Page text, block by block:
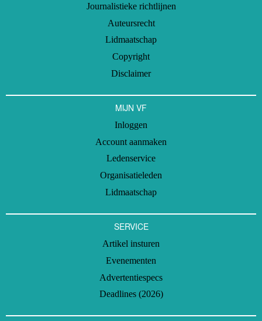
Journalistieke richtlijnen
Auteursrecht
Lidmaatschap
Copyright
Disclaimer
MIJN VF
Inloggen
Account aanmaken
Ledenservice
Organisatieleden
Lidmaatschap
SERVICE
Artikel insturen
Evenementen
Advertentiespecs
Deadlines (2026)